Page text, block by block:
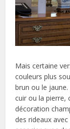
Mais certaine
couleurs plus
brun ou le
cuir ou la pierre,
décoration
des rideaux